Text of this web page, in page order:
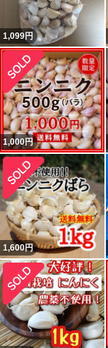
1,099円
1,000円
1,600円